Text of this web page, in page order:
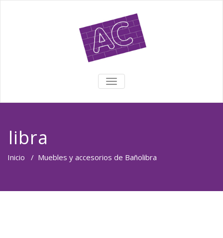
TOGGLE NAVIGATION
libra
Inicio / Muebles y accesorios de Bañolibra